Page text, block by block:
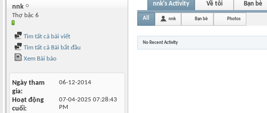
nnk
Thợ bậc 6
Tìm tất cả bài viết
Tìm tất cả Bài bắt đầu
Xem Bài báo
Ngày tham
gia
06-12-2014
Hoạt động
cuối
07-04-2025 07:28:43
PM
nnk's Activity Về tôi Bạn bè
All nnk Bạn bè Photos
No Recent Activity